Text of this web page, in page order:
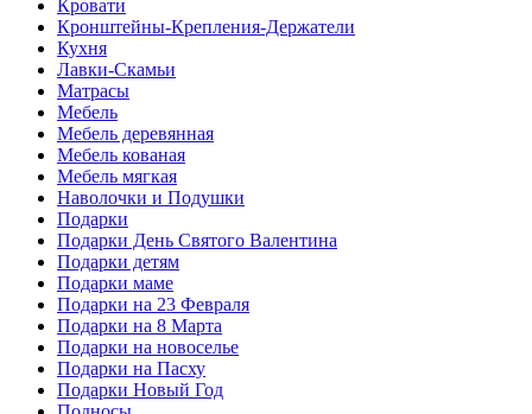
Кровати
Кронштейны-Крепления-Держатели
Кухня
Лавки-Скамьи
Матрасы
Мебель
Мебель деревянная
Мебель кованая
Мебель мягкая
Наволочки и Подушки
Подарки
Подарки День Святого Валентина
Подарки детям
Подарки маме
Подарки на 23 Февраля
Подарки на 8 Марта
Подарки на новоселье
Подарки на Пасху
Подарки Новый Год